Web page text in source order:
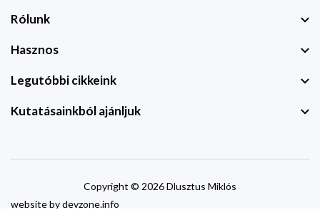
Rólunk
Hasznos
Legutóbbi cikkeink
Kutatásainkból ajánljuk
Copyright © 2026 Dlusztus Miklós
website bydevzone.info